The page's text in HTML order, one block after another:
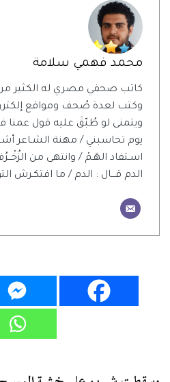
محمد فهمي سلامة
كاتب صحفي مصري له الكثير من
وكتب لعدة صُحف ومواقع
ويتمنى لو طُبّقَ عليه قول عمنا
يوم تحاسبني / مهنة الشـاعر
اسـتفاد الهَـمْ / وانتهى من
الدم قـــال : الدم / ما افتكـرش